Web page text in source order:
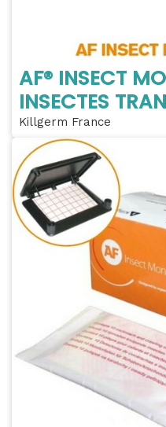
AF® INSECT
INSECTES
Killgerm France